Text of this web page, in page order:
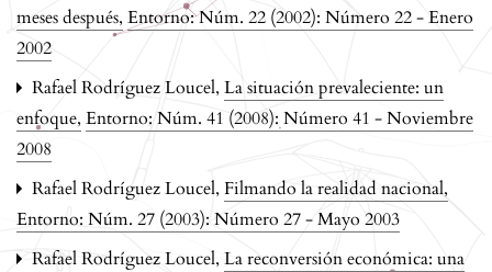
meses después, Entorno: Núm. 22 (2002): Número 22 - Enero
2002
Rafael Rodríguez Loucel, La situación prevaleciente: un
enfoque, Entorno: Núm. 41 (2008): Número 41 - Noviembre
2008
Rafael Rodríguez Loucel, Filmando la realidad nacional,
Entorno: Núm. 27 (2003): Número 27 - Mayo 2003
Rafael Rodríguez Loucel, La reconversión económica: una